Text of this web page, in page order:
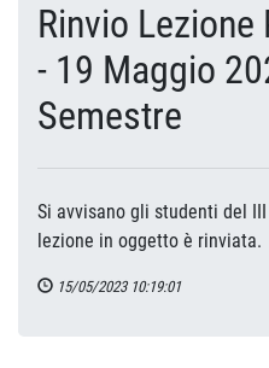
Rinvio
- 19 Maggio
Semestre
Si avvisano gli studenti del
lezione in oggetto è rinviata.
15/05/2023 10:19:01